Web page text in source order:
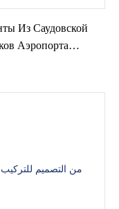
Из Саудовской
Аэропорта